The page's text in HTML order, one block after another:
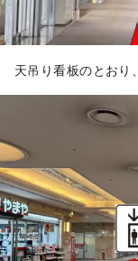
天吊り看板のとおり